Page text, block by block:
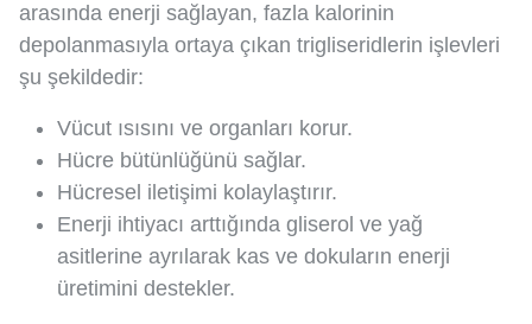
arasında enerji sağlayan, fazla kalorinin
depolanmasıyla ortaya çıkan trigliseridlerin işlevleri
şu şekildedir:
Vücut ısısını ve organları korur.
Hücre bütünlüğünü sağlar.
Hücresel iletişimi kolaylaştırır.
Enerji ihtiyacı arttığında gliserol ve yağ
asitlerine ayrılarak kas ve dokuların enerji
üretimini destekler.